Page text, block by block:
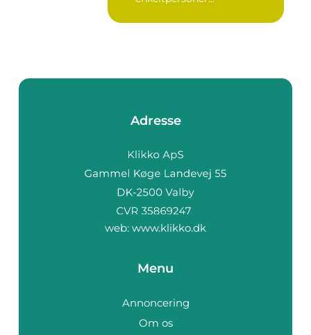
Adresse
web: www.klikko.dk
Menu
Annoncering
Om os